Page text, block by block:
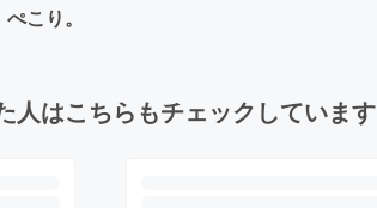
こり。
人はこちらもチェックしています